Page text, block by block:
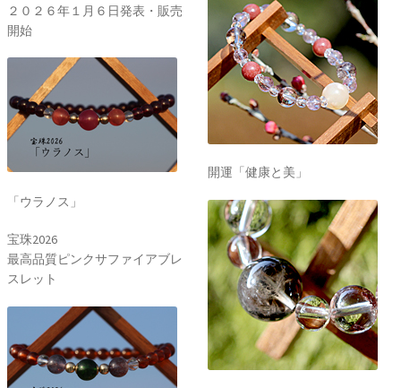
２０２６年１月６日発表・販売
開始
「ウラノス」
宝珠2026
最高品質ピンクサファイアブレ
スレット
開運「健康と美」